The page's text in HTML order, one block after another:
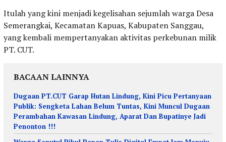
Itulah yang kini menjadi kegelisahan sejumlah warga Desa
Semerangkai, Kecamatan Kapuas, Kabupaten Sanggau,
yang kembali mempertanyakan aktivitas perkebunan milik
PT. CUT.
BACAAN LAINNYA
Dugaan PT.CUT Garap Hutan Lindung, Kini Picu Pertanyaan
Publik: Sengketa Lahan Belum Tuntas, Kini Muncul Dugaan
Perambahan Kawasan Lindung, Aparat Dan Bupatinye Jadi
Penonton !!!